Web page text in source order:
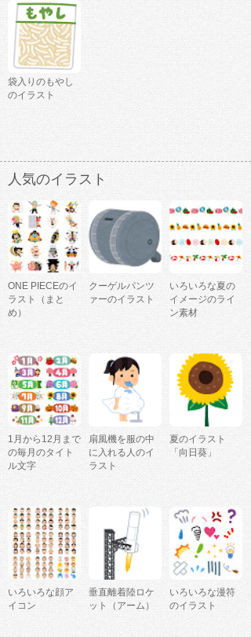
袋入りのもやし
のイラスト
人気のイラスト
ONE PIECEのイ
ラスト（まと
め）
クーゲルパンツ
ァーのイラスト
いろいろな夏の
イメージのライ
ン素材
1月から12月まで
の毎月のタイト
ル文字
扇風機を服の中
に入れる人のイ
ラスト
夏のイラスト
「向日葵」
いろいろな顔ア
イコン
垂直離着陸ロケ
ット（アーム）
いろいろな漫符
のイラスト